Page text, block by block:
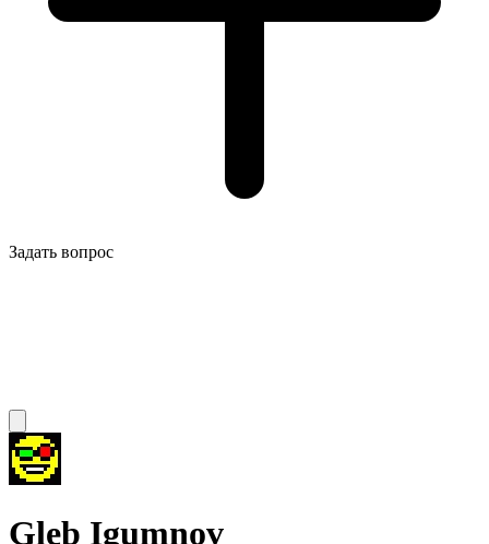
Задать вопрос
Gleb Igumnov